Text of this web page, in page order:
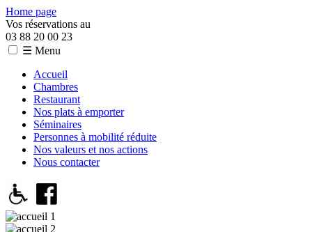
Home page
Vos réservations au
03 88 20 00 23
☰ Menu
Accueil
Chambres
Restaurant
Nos plats à emporter
Séminaires
Personnes à mobilité réduite
Nos valeurs et nos actions
Nous contacter